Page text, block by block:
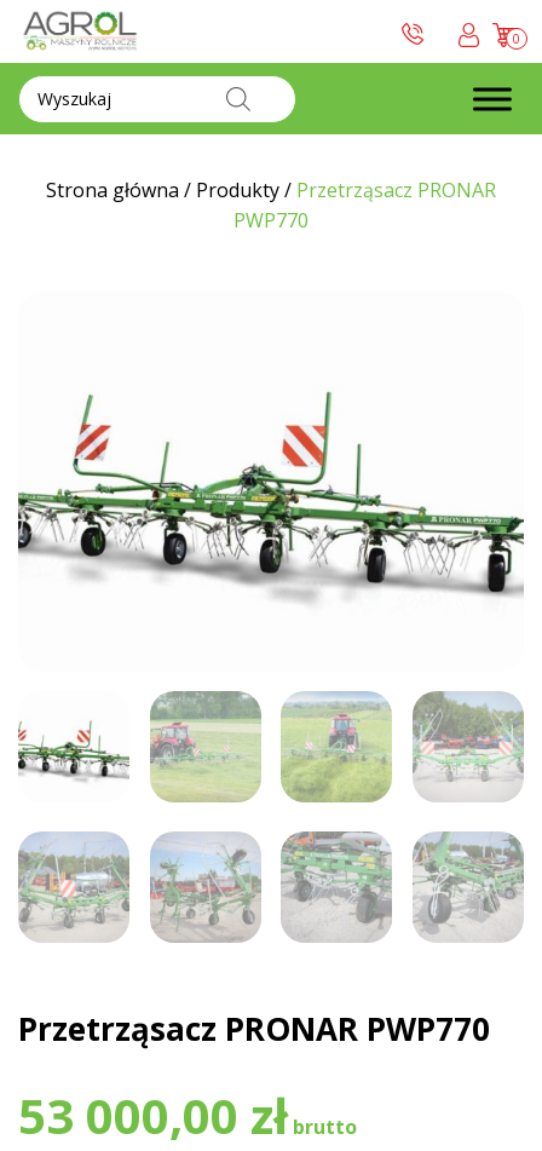
0
Wyszukiwarka
produktów
Strona główna / Produkty/ Przetrząsacz PRONAR
PWP770
Przetrząsacz PRONAR PWP770
53 000,00 zł